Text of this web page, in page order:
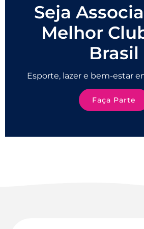
Seja
Melhor
Brasil
Esporte, lazer e bem-estar
Faça Parte